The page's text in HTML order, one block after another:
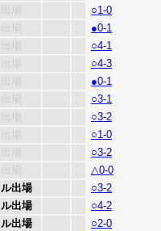
出場
○1-0
出場
●0-1
出場
○4-1
出場
○4-3
出場
●0-1
出場
○3-1
出場
○3-2
出場
○1-0
出場
○3-2
出場
△0-0
出場
○3-2
出場
○4-2
出場
○2-0